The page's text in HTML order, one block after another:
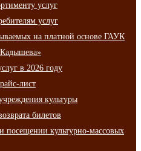
услуг
услуг
на платной основе ГАУК
в 2026 году
лист
культуры
билетов
посещении культурно-массовых